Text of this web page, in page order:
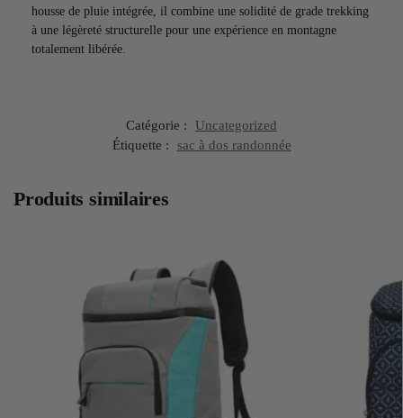
housse de pluie intégrée, il combine une solidité de grade trekking
à une légèreté structurelle pour une expérience en montagne
totalement libérée.
Catégorie :
Uncategorized
Étiquette :
sac à dos randonnée
Produits similaires